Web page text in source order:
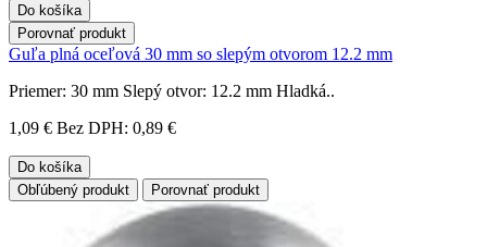
Do košíka
Porovnať produkt
Guľa plná oceľová 30 mm so slepým otvorom 12.2 mm
Priemer: 30 mm Slepý otvor: 12.2 mm Hladká..
1,09 € Bez DPH: 0,89 €
Do košíka
Obľúbený produkt
Porovnať produkt